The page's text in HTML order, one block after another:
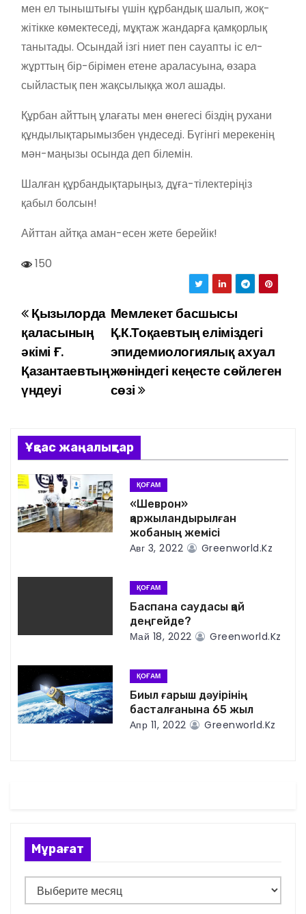
мен ел тыныштығы үшін құрбандық шалып, жоқ-
жітікке көмектеседі, мұқтаж жандарға қамқорлық
танытады. Осындай ізгі ниет пен сауапты іс ел-
жұрттың бір-бірімен етене араласуына, өзара
сыйластық пен жақсылыққа жол ашады.
Құрбан айттың ұлағаты мен өнегесі біздің рухани
құндылықтарымызбен үндеседі. Бүгінгі мерекенің
мән-маңызы осында деп білемін.
Шалған құрбандықтарыңыз, дұға-тілектеріңіз
қабыл болсын!
Айттан айтқа аман-есен жете берейік!
150
Н
а
в
и
г
а
ц
и
п
з
а
п
и
Мемлекет басшысы
Қ.К.Тоқаевтың еліміздегі
эпидемиологиялық ахуал
жөніндегі кеңесте сөйлеген
сөзі
Қызылорда
қаласының
әкімі Ғ.
Қазантаевтың
үндеуі
Ұқсас жаңалықтар
ҚОҒАМ
«Шеврон»
қаржыландырылған
жобаның жемісі
Авг 3, 2022 Greenworld.kz
ҚОҒАМ
Баспана саудасы қай
деңгейде?
Май 18, 2022 Greenworld.kz
ҚОҒАМ
Биыл ғарыш дәуірінің
басталғанына 65 жыл
Апр 11, 2022 Greenworld.kz
Мұрағат
ұ